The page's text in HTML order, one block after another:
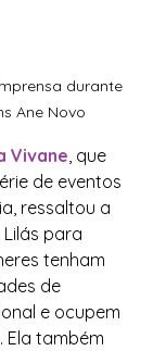
durante
Ane Novo
Vivane, que
de eventos
ressaltou a
para
tenham
de
e ocupem
Ela também